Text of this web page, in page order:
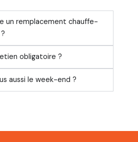
un remplacement chauffe-
obligatoire ?
aussi le week-end ?